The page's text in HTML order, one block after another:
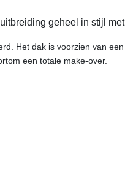
geheel in stijl
Het dak is voorzien van
een totale make-over.